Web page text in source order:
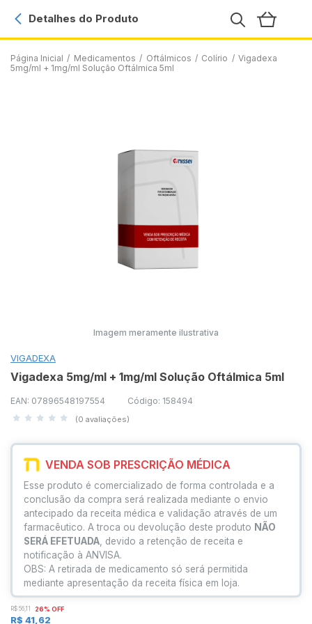
Página Inicial / Medicamentos / Oftálmicos / Colírio / Vigadexa
5mg/ml + 1mg/ml Solução Oftálmica 5ml
Detalhes do Produto
Imagem meramente ilustrativa
VIGADEXA
Vigadexa 5mg/ml + 1mg/ml Solução Oftálmica 5ml
EAN: 07896548197554 Código: 158494
(0 avaliações)
VENDA SOB PRESCRIÇÃO MÉDICA
Esse produto é comercializado de forma controlada e a
conclusão da compra será realizada mediante o envio
antecipado da receita médica e validação através de um
farmacêutico. A troca ou devolução deste produto NÃO
SERÁ EFETUADA , devido a retenção de receita e
notificação à ANVISA.
OBS: A retirada de medicamento só será permitida
mediante apresentação da receita física em loja.
R$ 56,11 26% OFF
R$ 41,62